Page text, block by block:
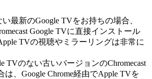
い最新のGoogle TVをお持ちの場合、
Google TVに直接インストール
TVの視聴やミラーリングは非常に
TVのない古いバージョンのChromecast
は、Google Chrome経由でApple TVを